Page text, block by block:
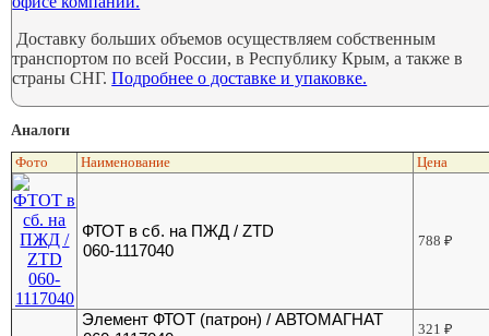
Доставку больших объемов осуществляем собственным
транспортом по всей России, в Республику Крым, а также в
страны СНГ.Подробнее о доставке и упаковке.
Аналоги
Фото Наименование Цена
ФТОТ в сб. на ПЖД / ZTD
060-1117040
788₽
Элемент ФТОТ (патрон) / АВТОМАГНАТ
321₽